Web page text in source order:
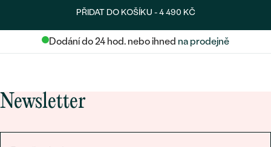
PŘIDAT DO KOŠÍKU -4 490 KČ
Dodání do 24 hod. nebo ihned na prodejně
Newsletter